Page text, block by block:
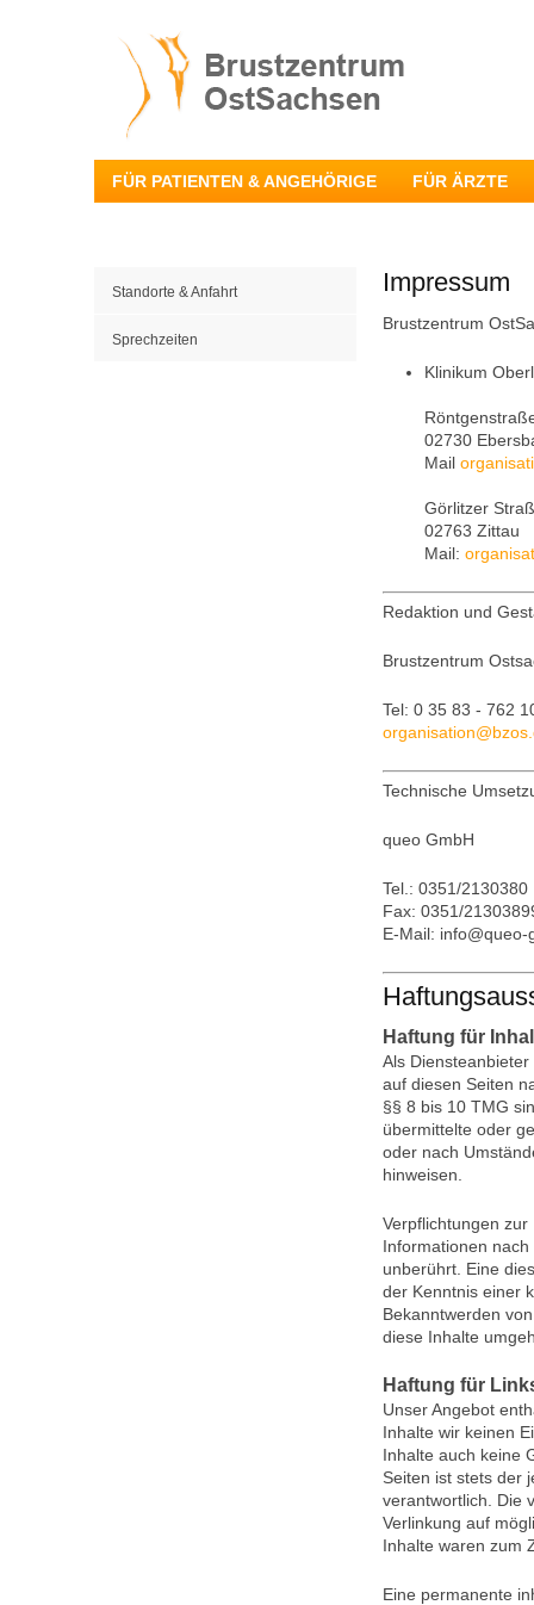
FÜR PATIENTEN & ANGEHÖRIGE FÜR ÄRZTE
Standorte & Anfahrt
Sprechzeiten
Impressum
Brustzentrum
Klinikum
02730
Mail
Görlitzer
02763 Zittau
Mail:
Redaktion und
Brustzentrum
Tel: 0 35 83 - 762
organisation@ bzos.
Technische
queo GmbH
Tel.: 0351/2130380
Fax: 0351/
E-Mail: info@queo-
Haftung für
Als
auf diesen Seiten
§§ 8 bis 10 TMG
übermittelte oder
oder nach
hinweisen.
Verpflichtungen
Informationen
unberührt. Eine
der Kenntnis einer
Bekanntwerden
diese Inhalte
Haftung für
Unser Angebot
Inhalte wir keinen
Inhalte auch keine
Seiten ist stets der
verantwortlich. Die
Verlinkung auf
Inhalte waren zum
Eine permanente